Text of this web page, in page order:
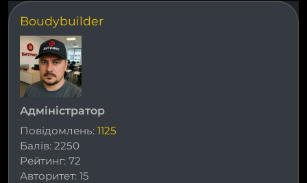
Boudybuilder
Адміністратор
Повідомлень: 1125
Балів: 2250
Рейтинг: 72
Авторитет: 15